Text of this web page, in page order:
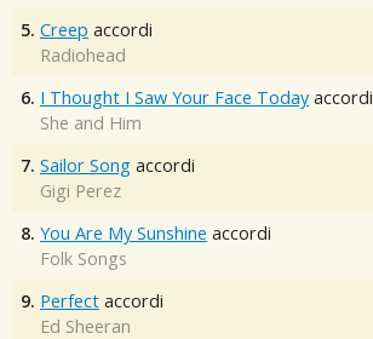
5. Creep accordi
Radiohead
6. I Thought I Saw Your Face Today accordi
She and Him
7. Sailor Song accordi
Gigi Perez
8. You Are My Sunshine accordi
Folk Songs
9. Perfect accordi
Ed Sheeran